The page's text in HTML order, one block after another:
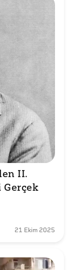
II.
21 Ekim 2025